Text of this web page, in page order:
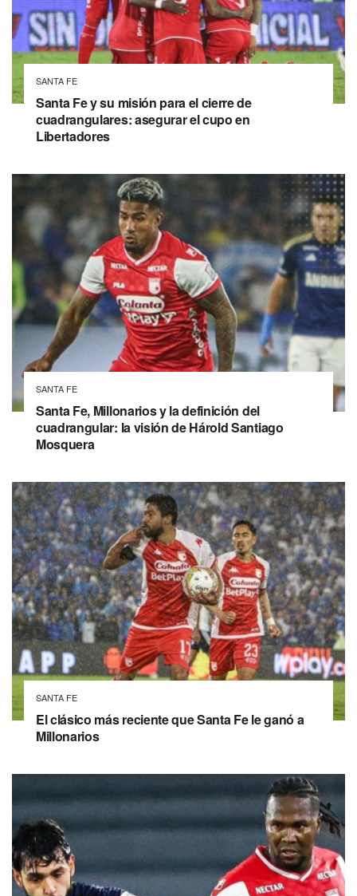
SANTA FE
Santa Fe y su misión para el cierre de
cuadrangulares: asegurar el cupo en
Libertadores
SANTA FE
Santa Fe, Millonarios y la definición del
cuadrangular: la visión de Hárold Santiago
Mosquera
SANTA FE
El clásico más reciente que Santa Fe le ganó a
Millonarios